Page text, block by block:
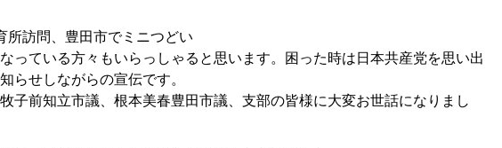
訪問、豊田市でミニつどい
っている方々もいらっしゃると思います。困った時は日本共産党を思い出
らせしながらの宣伝です。
子前知立市議、根本美春豊田市議、支部の皆様に大変お世話になりまし